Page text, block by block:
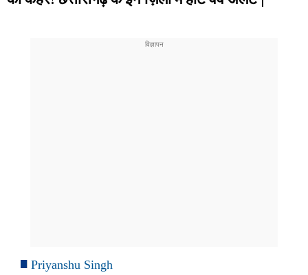
Priyanshu Singh